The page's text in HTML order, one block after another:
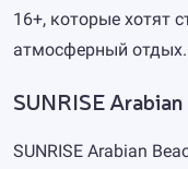
16+, которые хотят
атмосферный отдых.
SUNRISE
SUNRISE Arabian